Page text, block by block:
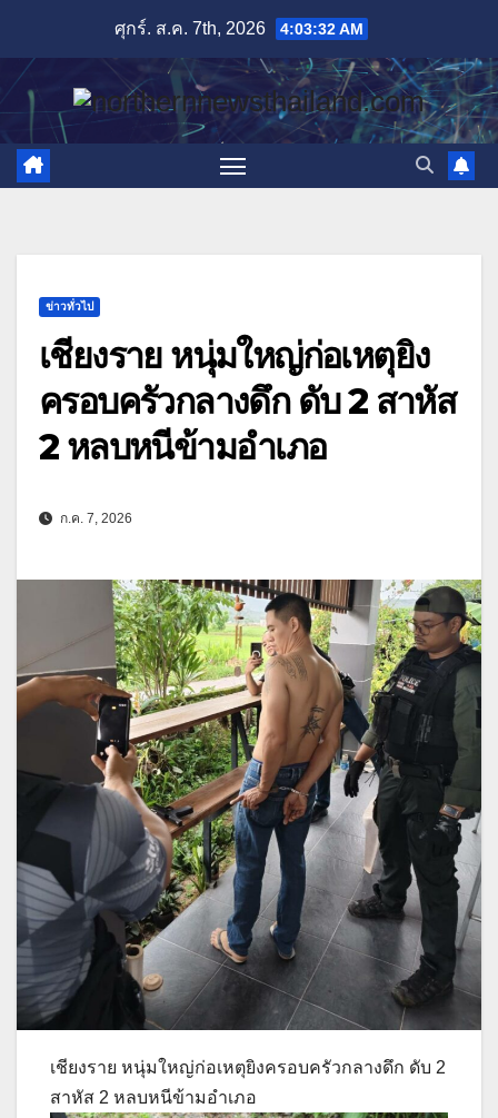
content
ศุกร์. ส.ค. 7th, 2026 4:03:33 AM
ข่าวทั่วไป
เชียงราย หนุ่มใหญ่ก่อเหตุยิง
ครอบครัวกลางดึก ดับ 2 สาหัส
2 หลบหนีข้ามอำเภอ
ก.ค. 7, 2026
เชียงราย หนุ่มใหญ่ก่อเหตุยิงครอบครัวกลางดึก ดับ 2
สาหัส 2 หลบหนีข้ามอำเภอ